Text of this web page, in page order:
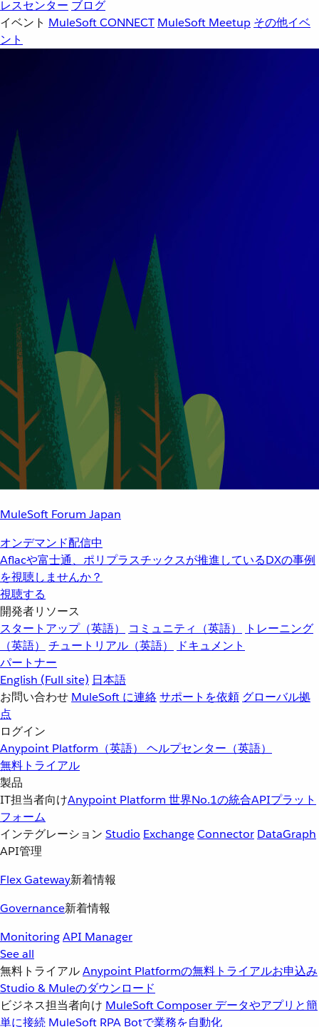
レスセンター ブログ
イベント MuleSoft CONNECT MuleSoft Meetup その他イベ
ント
MuleSoft Forum Japan
オンデマンド配信中
Aflacや富士通、ポリプラスチックスが推進しているDXの事例
を視聴しませんか？
視聴する
開発者リソース
スタートアップ（英語）
コミュニティ（英語）
トレーニング
（英語）
チュートリアル（英語）
ドキュメント
パートナー
English (Full site) 日本語
お問い合わせ MuleSoft に連絡サポートを依頼 グローバル拠
点
ログイン
Anypoint Platform（英語） ヘルプセンター（英語）
無料トライアル
製品
IT担当者向けAnypoint Platform 世界No.1の統合APIプラット
フォーム
インテグレーション Studio ExchangeConnector DataGraph
API管理
Flex Gateway新着情報
Governance新着情報
MonitoringAPI Manager
See all
無料トライアルAnypoint Platformの無料トライアルお申込み
Studio & Muleのダウンロード
ビジネス担当者向け MuleSoft Composer データやアプリと簡
単に接続 MuleSoft RPA Botで業務を自動化